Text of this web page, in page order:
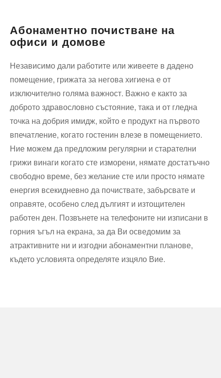
Абонаментно почистване на
офиси и домове
Независимо дали работите или живеете в дадено
помещение, грижата за негова хигиена е от
изключително голяма важност. Важно е както за
доброто здравословно състояние, така и от гледна
точка на добрия имидж, който е продукт на първото
впечатление, когато гостенин влезе в помещението.
Ние можем да предложим регулярни и старателни
грижи винаги когато сте изморени, нямате достатъчно
свободно време, без желание сте или просто нямате
енергия всекидневно да почиствате, забърсвате и
оправяте, особено след дългият и изтощителен
работен ден. Позвънете на телефоните ни изписани в
горния ъгъл на екрана, за да Ви осведомим за
атрактивните ни и изгодни абонаментни планове,
където условията определяте изцяло Вие.